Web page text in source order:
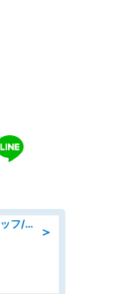
＞
日払いOKで即日収入/キッチンスタッフ/「原付免許必須」デリバリー業務など、自己成長可能な幅広い仕事に挑戦!髪型自由&ピアス・ネイルOK/茨城県/水戸市